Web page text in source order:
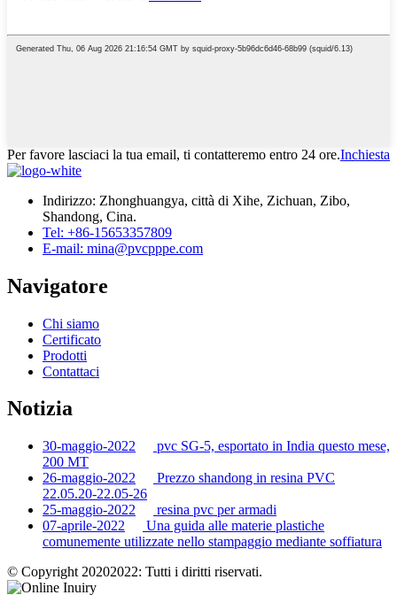
Per favore lasciaci la tua email, ti contatteremo entro 24 ore.Inchiesta
Indirizzo: Zhonghuangya, città di Xihe, Zichuan, Zibo,
Shandong, Cina.
Tel: +86-15653357809
E-mail: mina@pvcpppe.com
Navigatore
Chi siamo
Certificato
Prodotti
Contattaci
Notizia
30-maggio-2022
pvc SG-5, esportato in India questo mese,
200 MT
26-maggio-2022
Prezzo shandong in resina PVC
22.05.20-22.05-26
25-maggio-2022
resina pvc per armadi
07-aprile-2022
Una guida alle materie plastiche
comunemente utilizzate nello stampaggio mediante soffiatura
© Copyright 20202022: Tutti i diritti riservati.